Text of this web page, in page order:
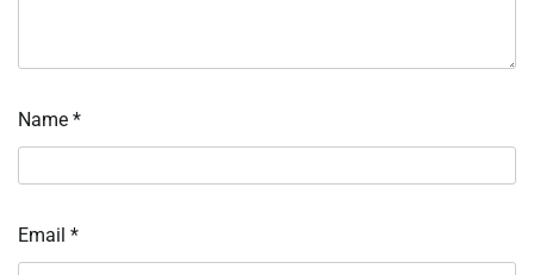
Name *
Email *